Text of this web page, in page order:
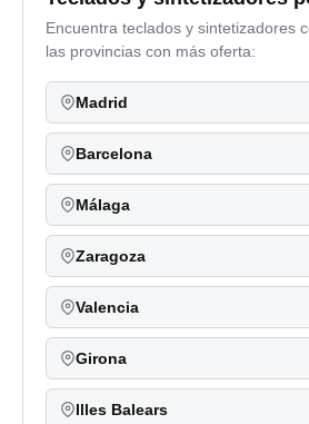
Encuentra teclados y sintetizadores
las provincias con más oferta:
Madrid
Barcelona
Málaga
Zaragoza
Valencia
Girona
Illes Balears